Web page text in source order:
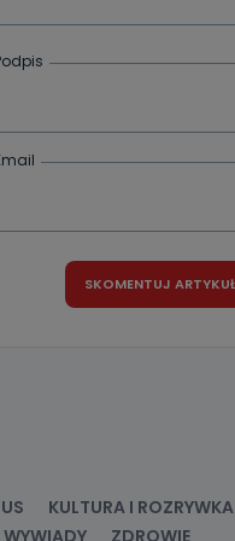
od
KULTURA I ROZRYWKA
WYWIADY ZDROWIE